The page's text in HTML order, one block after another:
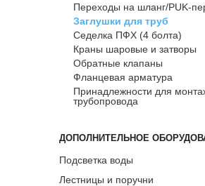
Переходы на шланг/PUK-
Заглушки для труб
Седелка ПФХ (4 болта)
Краны шаровые и затворы
Обратные клапаны
Фланцевая арматура
Принадлежности для
трубопровода
ДОПОЛНИТЕЛЬНОЕ
Подсветка воды
Лестницы и поручни